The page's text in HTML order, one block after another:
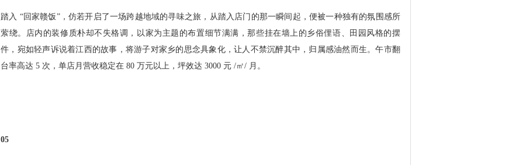
踏入 “回家赣饭”，仿若开启了一场跨越地域的寻味之旅，从踏入店门的那一瞬间起，便被一种独有的氛围感所
萦绕。店内的装修质朴却不失格调，以家为主题的布置细节满满，那些挂在墙上的乡俗俚语、田园风格的摆
件，宛如轻声诉说着江西的故事，将游子对家乡的思念具象化，让人不禁沉醉其中，归属感油然而生。午市翻
台率高达 5 次，单店月营收稳定在 80 万元以上，坪效达 3000 元 /㎡/ 月。
05